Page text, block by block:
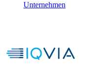
Unternehmen